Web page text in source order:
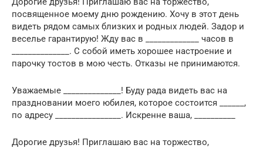
посвященное моему дню рождению. Хочу в этот день
видеть рядом самых близких и родных людей. Задор и
веселье гарантирую! Жду вас в _____________ часов в
______________. С собой иметь хорошее настроение и
парочку тостов в мою честь. Отказы не принимаются.
Уважаемые ______________! Буду рада видеть вас на
праздновании моего юбилея, которое состоится ______,
по адресу ________________. Искренне ваша, __________
Дорогие друзья! Приглашаю вас на торжество,